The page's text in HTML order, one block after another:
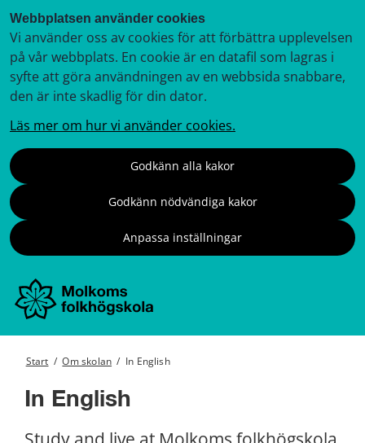
Webbplatsen använder cookies
Vi använder oss av cookies för att förbättra upplevelsen
på vår webbplats. En cookie är en datafil som lagras i
syfte att göra användningen av en webbsida snabbare,
den är inte skadlig för din dator.
Läs mer om hur vi använder cookies.
Godkänn alla kakor
Godkänn nödvändiga kakor
Anpassa inställningar
Start / Om skolan / In English
In English